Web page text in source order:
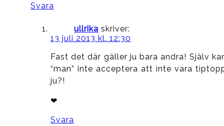
Svara
ullrika skriver:
13 juli 2013 kl. 12:30
Fast det där gäller ju bara andra! Själv
“man” inte acceptera att inte vara
ju?!
❤
Svara